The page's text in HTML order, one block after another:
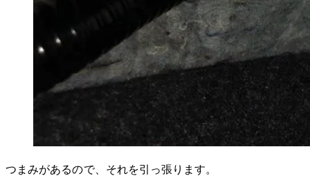
つまみがあるので、それを引っ張ります。